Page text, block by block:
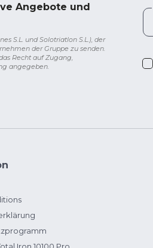
Angebote und
S.L. und Solotriatlon S.L.), der
der Gruppe zu senden.
Recht auf Zugang,
angegeben.